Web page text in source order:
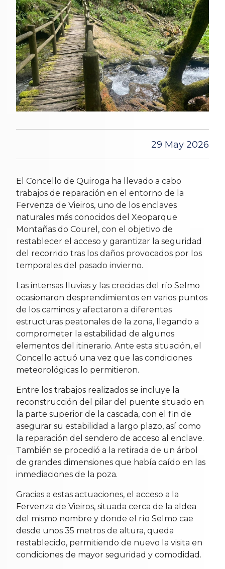
29 May 2026
El Concello de Quiroga ha llevado a cabo
trabajos de reparación en el entorno de la
Fervenza de Vieiros, uno de los enclaves
naturales más conocidos del Xeoparque
Montañas do Courel, con el objetivo de
restablecer el acceso y garantizar la seguridad
del recorrido tras los daños provocados por los
temporales del pasado invierno.
Las intensas lluvias y las crecidas del río Selmo
ocasionaron desprendimientos en varios puntos
de los caminos y afectaron a diferentes
estructuras peatonales de la zona, llegando a
comprometer la estabilidad de algunos
elementos del itinerario. Ante esta situación, el
Concello actuó una vez que las condiciones
meteorológicas lo permitieron.
Entre los trabajos realizados se incluye la
reconstrucción del pilar del puente situado en
la parte superior de la cascada, con el fin de
asegurar su estabilidad a largo plazo, así como
la reparación del sendero de acceso al enclave.
También se procedió a la retirada de un árbol
de grandes dimensiones que había caído en las
inmediaciones de la poza.
Gracias a estas actuaciones, el acceso a la
Fervenza de Vieiros, situada cerca de la aldea
del mismo nombre y donde el río Selmo cae
desde unos 35 metros de altura, queda
restablecido, permitiendo de nuevo la visita en
condiciones de mayor seguridad y comodidad.